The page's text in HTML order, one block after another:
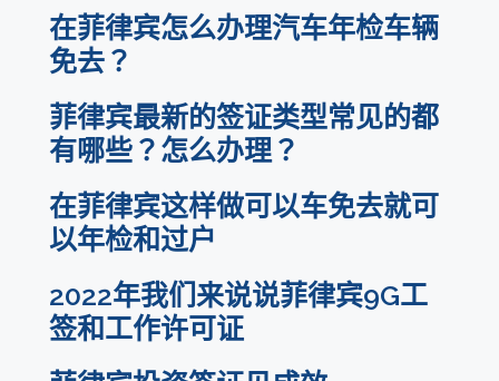
在菲律宾怎么办理汽车年检车辆
免去？
菲律宾最新的签证类型常见的都
有哪些？怎么办理？
在菲律宾这样做可以车免去就可
以年检和过户
2022年我们来说说菲律宾9G工
签和工作许可证